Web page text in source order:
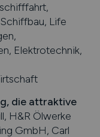
Life
Elektrotechnik,
, die attraktive
H&R Ölwerke
GmbH, Carl